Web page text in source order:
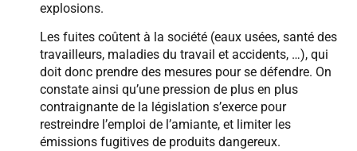
explosions.
Les fuites coûtent à la société (eaux usées, santé des
travailleurs, maladies du travail et accidents, …), qui
doit donc prendre des mesures pour se défendre. On
constate ainsi qu’une pression de plus en plus
contraignante de la législation s’exerce pour
restreindre l’emploi de l’amiante, et limiter les
émissions fugitives de produits dangereux.